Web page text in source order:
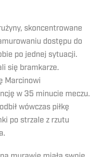
skoncentrowane
dostępu do
po jednej sytuacji.
się bramkarze.
Marcinowi
w 35 minucie meczu.
wówczas piłkę
po strzale z rzutu